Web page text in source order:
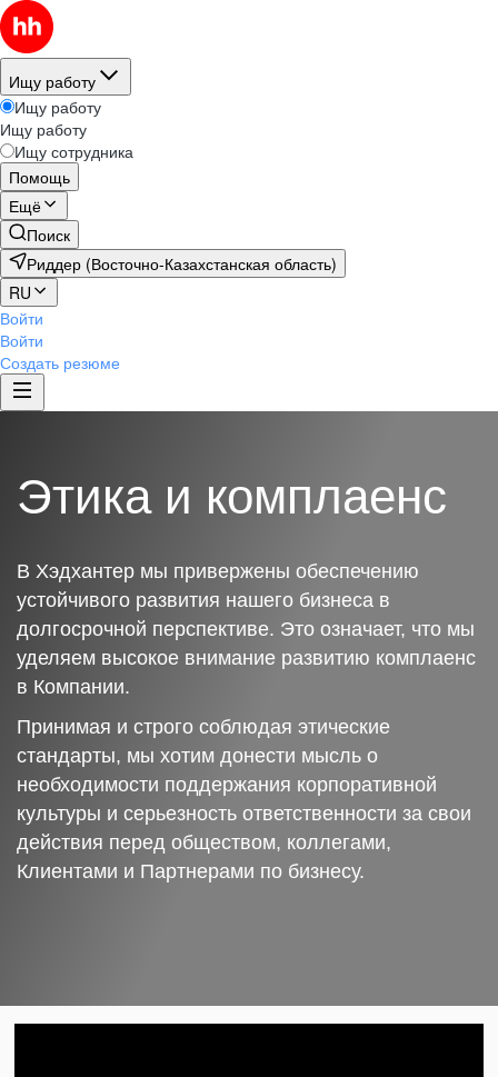
Ищу работу
Ищу работу
Ищу работу
Ищу сотрудника
Помощь
Ещё
Поиск
Риддер (Восточно-Казахстанская область)
RU
Войти
Войти
Создать резюме
Этика и комплаенс
В Хэдхантер мы привержены обеспечению
устойчивого развития нашего бизнеса в
долгосрочной перспективе. Это означает, что мы
уделяем высокое внимание развитию комплаенс
в Компании.
Принимая и строго соблюдая этические
стандарты, мы хотим донести мысль о
необходимости поддержания корпоративной
культуры и серьезность ответственности за свои
действия перед обществом, коллегами,
Клиентами и Партнерами по бизнесу.